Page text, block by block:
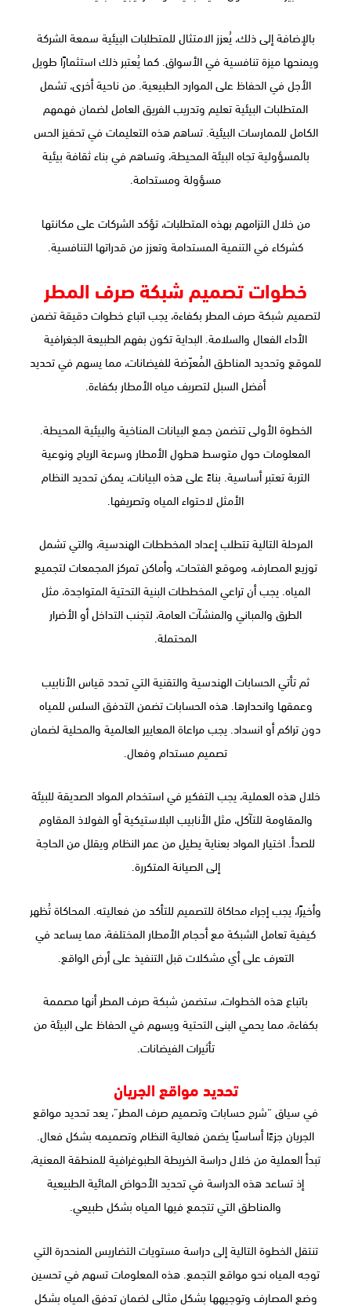
بالإضافة إلى ذلك، يُعزز الامتثال للمتطلبات البيئية سمعة الشركة
ويمنحها ميزة تنافسية في الأسواق. كما يُعتبر ذلك استثمارًا طويل
الأجل في الحفاظ على الموارد الطبيعية. من ناحية أخرى، تشمل
المتطلبات البيئية تعليم وتدريب الفريق العامل لضمان فهمهم
الكامل للممارسات البيئية. تساهم هذه التعليمات في تحفيز الحس
بالمسؤولية تجاه البيئة المحيطة، وتساهم في بناء ثقافة بيئية
مسؤولة ومستدامة.
من خلال التزامهم بهذه المتطلبات، تؤكد الشركات على مكانتها
كشركاء في التنمية المستدامة وتعزز من قدراتها التنافسية.
خطوات تصميم شبكة صرف المطر
لتصميم شبكة صرف المطر بكفاءة، يجب اتباع خطوات دقيقة تضمن
الأداء الفعال والسلامة. البداية تكون بفهم الطبيعة الجغرافية
للموقع وتحديد المناطق المُعرّضة للفيضانات، مما يسهم في تحديد
أفضل السبل لتصريف مياه الأمطار بكفاءة.
الخطوة الأولى تتضمن جمع البيانات المناخية والبيئية المحيطة.
المعلومات حول متوسط هطول الأمطار وسرعة الرياح ونوعية
التربة تعتبر أساسية. بناءً على هذه البيانات، يمكن تحديد النظام
الأمثل لاحتواء المياه وتصريفها.
المرحلة التالية تتطلب إعداد المخططات الهندسية، والتي تشمل
توزيع المصارف، وموقع الفتحات، وأماكن تمركز المجمعات لتجميع
المياه. يجب أن تراعي المخططات البنية التحتية المتواجدة، مثل
الطرق والمباني والمنشآت العامة، لتجنب التداخل أو الأضرار
المحتملة.
ثم تأتي الحسابات الهندسية والتقنية التي تحدد قياس الأنابيب
وعمقها وانحدارها. هذه الحسابات تضمن التدفق السلس للمياه
دون تراكم أو انسداد. يجب مراعاة المعايير العالمية والمحلية لضمان
تصميم مستدام وفعال.
خلال هذه العملية، يجب التفكير في استخدام المواد الصديقة للبيئة
والمقاومة للتآكل، مثل الأنابيب البلاستيكية أو الفولاذ المقاوم
للصدأ. اختيار المواد بعناية يطيل من عمر النظام ويقلل من الحاجة
إلى الصيانة المتكررة.
وأخيرًا، يجب إجراء محاكاة للتصميم للتأكد من فعاليته. المحاكاة تُظهر
كيفية تعامل الشبكة مع أحجام الأمطار المختلفة، مما يساعد في
التعرف على أي مشكلات قبل التنفيذ على أرض الواقع.
باتباع هذه الخطوات، ستضمن شبكة صرف المطر أنها مصممة
بكفاءة، مما يحمي البنى التحتية ويسهم في الحفاظ على البيئة من
تأثيرات الفيضانات.
تحديد مواقع الجريان
في سياق “شرح حسابات وتصميم صرف المطر”، يعد تحديد مواقع
الجريان جزءًا أساسيًا يضمن فعالية النظام وتصميمه بشكل فعال.
تبدأ العملية من خلال دراسة الخريطة الطبوغرافية للمنطقة المعنية،
إذ تساعد هذه الدراسة في تحديد الأحواض المائية الطبيعية
والمناطق التي تتجمع فيها المياه بشكل طبيعي.
تنتقل الخطوة التالية إلى دراسة مستويات التضاريس المنحدرة التي
توجه المياه نحو مواقع التجمع. هذه المعلومات تسهم في تحسين
وضع المصارف وتوجيهها بشكل مثالي لضمان تدفق المياه بشكل